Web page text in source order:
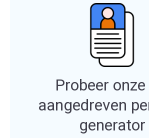
Probeer
aangedreven
generator